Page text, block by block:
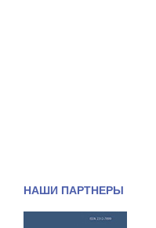
НАШИ ПАРТНЕРЫ